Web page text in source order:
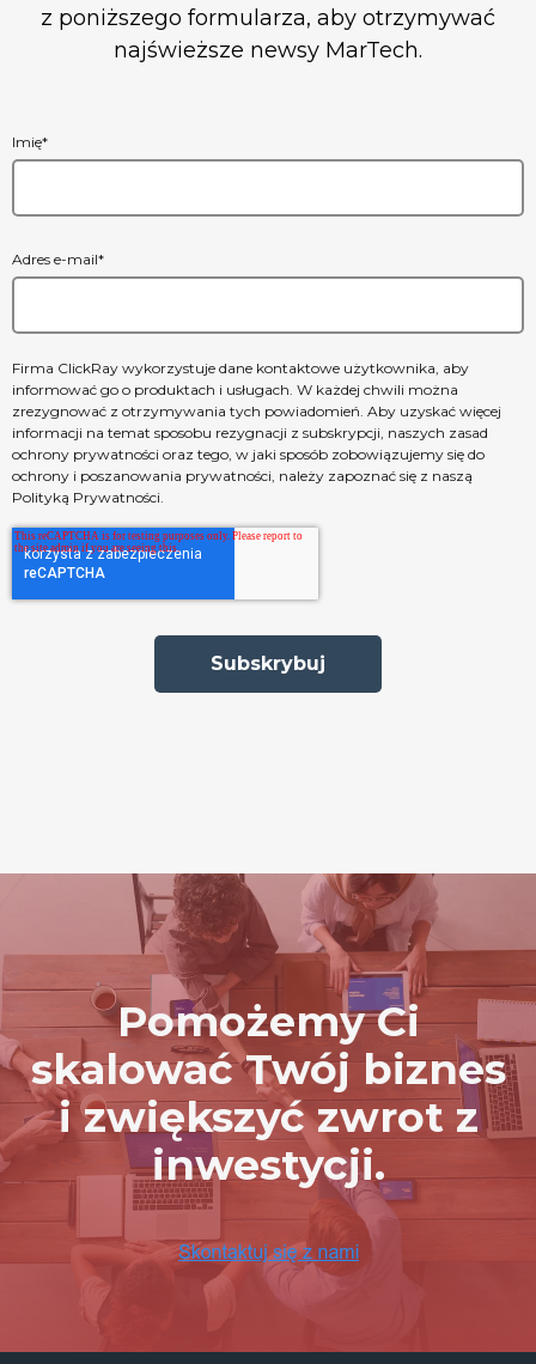
z poniższego formularza, aby otrzymywać
najświeższe newsy MarTech.
Imię*
Adres e-mail*
Firma ClickRay wykorzystuje dane kontaktowe użytkownika, aby
informować go o produktach i usługach. W każdej chwili można
zrezygnować z otrzymywania tych powiadomień. Aby uzyskać więcej
informacji na temat sposobu rezygnacji z subskrypcji, naszych zasad
ochrony prywatności oraz tego, w jaki sposób zobowiązujemy się do
ochrony i poszanowania prywatności, należy zapoznać się z naszą
Polityką Prywatności.
Pomożemy Ci
skalować Twój biznes
i zwiększyć zwrot z
inwestycji.